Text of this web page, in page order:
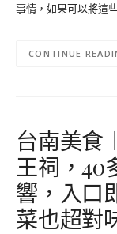
事情，如果可以將這
CONTINUE
台南美食
王祠，40
響，入口
菜也超對